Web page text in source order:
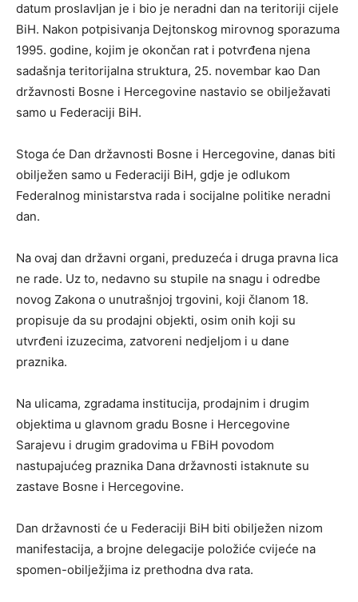
datum proslavljan je i bio je neradni dan na teritoriji cijele
BiH. Nakon potpisivanja Dejtonskog mirovnog sporazuma
1995. godine, kojim je okončan rat i potvrđena njena
sadašnja teritorijalna struktura, 25. novembar kao Dan
državnosti Bosne i Hercegovine nastavio se obilježavati
samo u Federaciji BiH.
Stoga će Dan državnosti Bosne i Hercegovine, danas biti
obilježen samo u Federaciji BiH, gdje je odlukom
Federalnog ministarstva rada i socijalne politike neradni
dan.
Na ovaj dan državni organi, preduzeća i druga pravna lica
ne rade. Uz to, nedavno su stupile na snagu i odredbe
novog Zakona o unutrašnjoj trgovini, koji članom 18.
propisuje da su prodajni objekti, osim onih koji su
utvrđeni izuzecima, zatvoreni nedjeljom i u dane
praznika.
Na ulicama, zgradama institucija, prodajnim i drugim
objektima u glavnom gradu Bosne i Hercegovine
Sarajevu i drugim gradovima u FBiH povodom
nastupajućeg praznika Dana državnosti istaknute su
zastave Bosne i Hercegovine.
Dan državnosti će u Federaciji BiH biti obilježen nizom
manifestacija, a brojne delegacije položiće cvijeće na
spomen-obilježjima iz prethodna dva rata.